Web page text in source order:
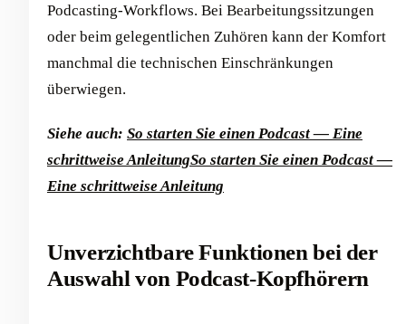
Podcasting-Workflows. Bei Bearbeitungssitzungen
oder beim gelegentlichen Zuhören kann der Komfort
manchmal die technischen Einschränkungen
überwiegen.
Siehe auch: So starten Sie einen Podcast — Eine
schrittweise AnleitungSo starten Sie einen Podcast —
Eine schrittweise Anleitung
Unverzichtbare Funktionen bei der
Auswahl von Podcast-Kopfhörern